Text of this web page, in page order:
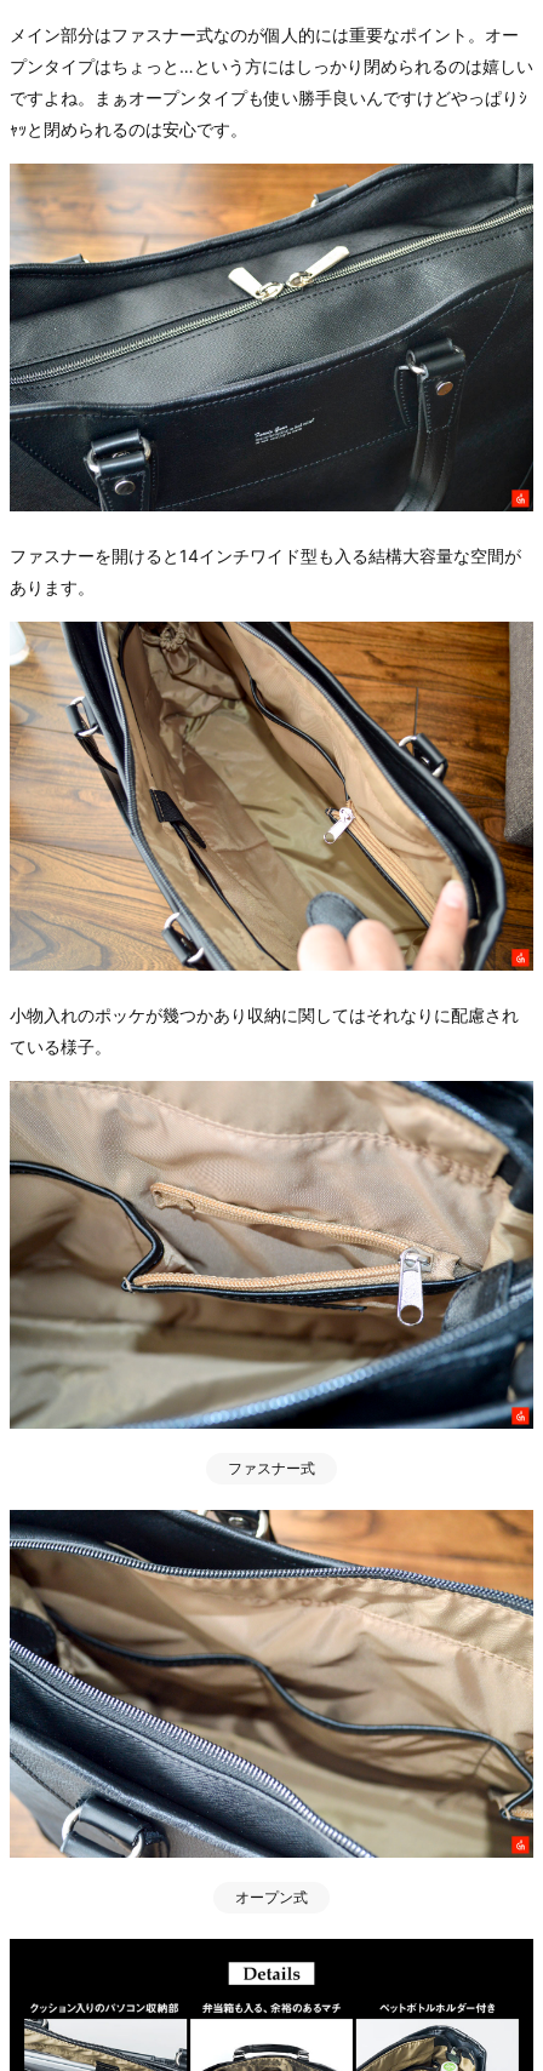
メイン部分はファスナー式なのが個人的には重要なポイント。オー
プンタイプはちょっと…という方にはしっかり閉められるのは嬉しい
ですよね。まぁオープンタイプも使い勝手良いんですけどやっぱりｼ
ｬｯと閉められるのは安心です。
ファスナーを開けると14インチワイド型も入る結構大容量な空間が
あります。
小物入れのポッケが幾つかあり収納に関してはそれなりに配慮され
ている様子。
ファスナー式
オープン式